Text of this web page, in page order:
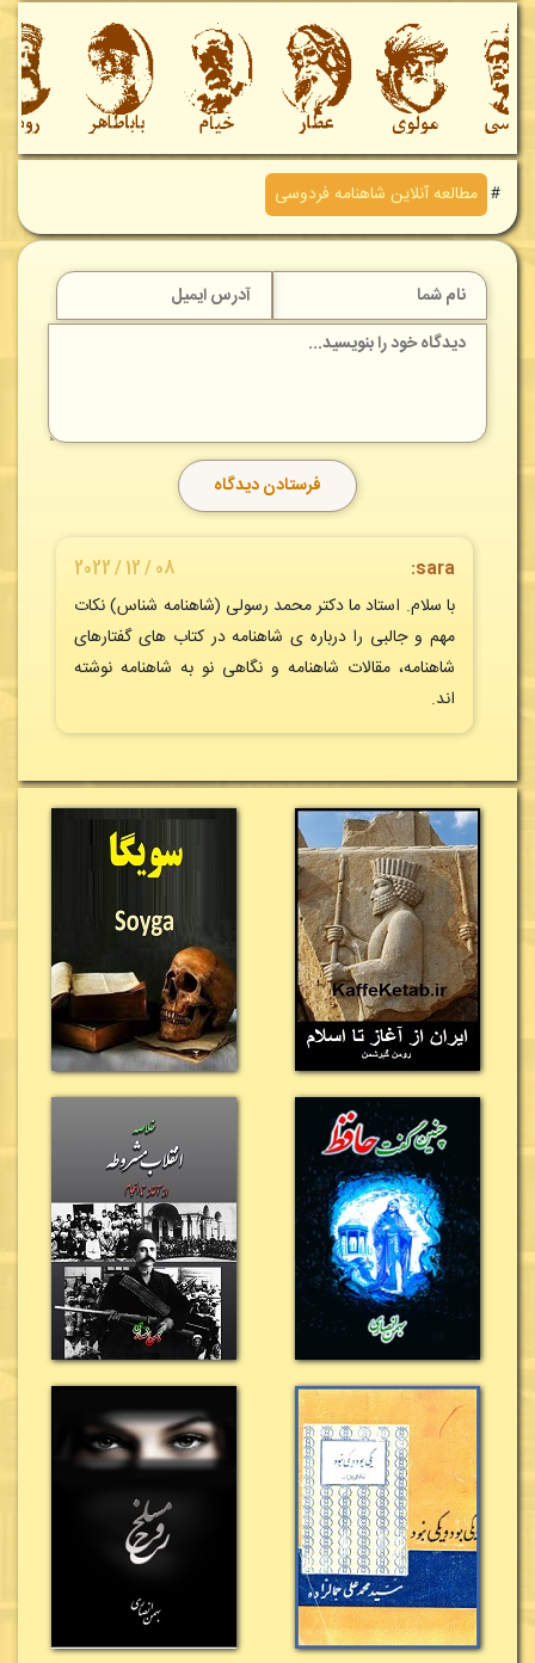
＃ مطالعه آنلاين شاهنامه فردوسی
sara:
08 / 12 / 2022
با سلام. استاد ما دکتر محمد رسولی (شاهنامه شناس) نکات
مهم و جالبی را درباره ی شاهنامه در کتاب های گفتارهای
شاهنامه، مقالات شاهنامه و نگاهی نو به شاهنامه نوشته
اند.